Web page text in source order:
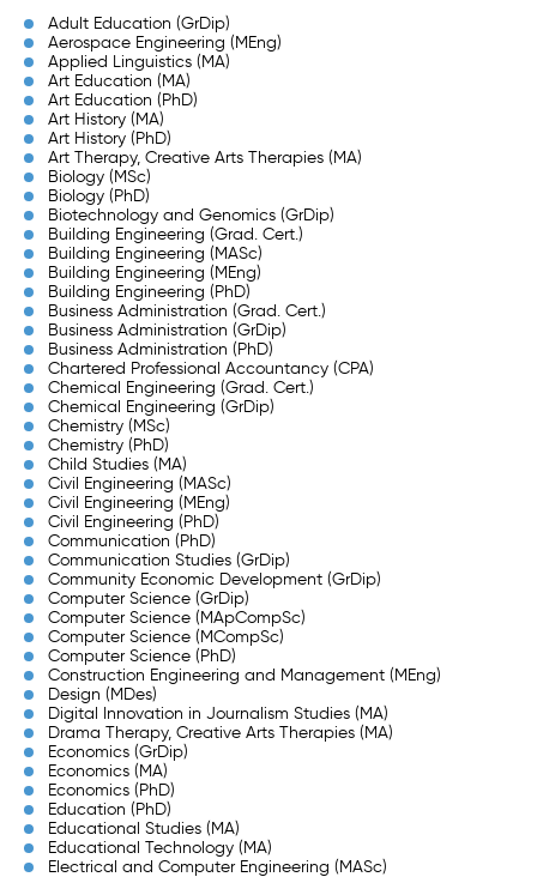
öneririz. Concordia Üniversitesi bölüm ücretleri hakkında
detaylı bilgi için iseGlobal Vizyon danışmanlarıyla
iletişime geçebilirsiniz.
Adult Education (GrDip)
Aerospace Engineering (MEng)
Applied Linguistics (MA)
Art Education (MA)
Art Education (PhD)
Art History (MA)
Art History (PhD)
Art Therapy, Creative Arts Therapies (MA)
Biology (MSc)
Biology (PhD)
Biotechnology and Genomics (GrDip)
Building Engineering (Grad. Cert.)
Building Engineering (MASc)
Building Engineering (MEng)
Building Engineering (PhD)
Business Administration (Grad. Cert.)
Business Administration (GrDip)
Business Administration (PhD)
Chartered Professional Accountancy (CPA)
Chemical Engineering (Grad. Cert.)
Chemical Engineering (GrDip)
Chemistry (MSc)
Chemistry (PhD)
Child Studies (MA)
Civil Engineering (MASc)
Civil Engineering (MEng)
Civil Engineering (PhD)
Communication (PhD)
Communication Studies (GrDip)
Community Economic Development (GrDip)
Computer Science (GrDip)
Computer Science (MApCompSc)
Computer Science (MCompSc)
Computer Science (PhD)
Construction Engineering and Management (MEng)
Design (MDes)
Digital Innovation in Journalism Studies (MA)
Drama Therapy, Creative Arts Therapies (MA)
Economics (GrDip)
Economics (MA)
Economics (PhD)
Education (PhD)
Educational Studies (MA)
Educational Technology (MA)
Electrical and Computer Engineering (MASc)